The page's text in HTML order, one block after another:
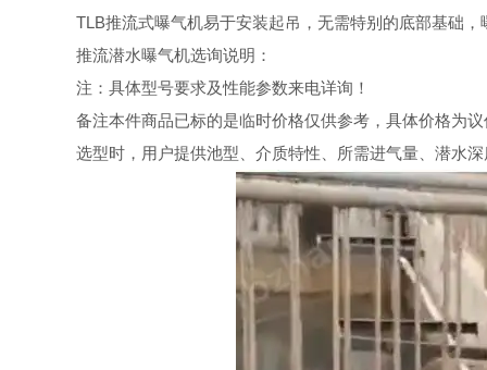
TLB推流式曝气机易于安装起吊，无需特别的底部基础
推流潜水曝气机选询说明：
注：具体型号要求及性能参数来电详询！
备注本件商品已标的是临时价格仅供参考，具体价格为
选型时，用户提供池型、介质特性、所需进气量、潜水